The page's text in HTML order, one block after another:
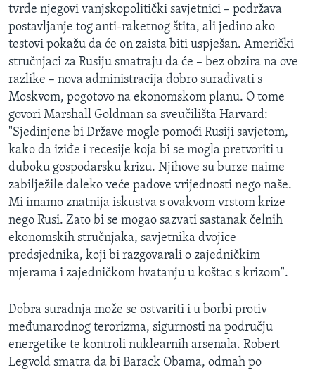
tvrde njegovi vanjskopolitički savjetnici – podržava
postavljanje tog anti-raketnog štita, ali jedino ako
testovi pokažu da će on zaista biti uspješan. Američki
stručnjaci za Rusiju smatraju da će – bez obzira na ove
razlike – nova administracija dobro surađivati s
Moskvom, pogotovo na ekonomskom planu. O tome
govori Marshall Goldman sa sveučilišta Harvard:
"Sjedinjene bi Države mogle pomoći Rusiji savjetom,
kako da iziđe i recesije koja bi se mogla pretvoriti u
duboku gospodarsku krizu. Njihove su burze naime
zabilježile daleko veće padove vrijednosti nego naše.
Mi imamo znatnija iskustva s ovakvom vrstom krize
nego Rusi. Zato bi se mogao sazvati sastanak čelnih
ekonomskih stručnjaka, savjetnika dvojice
predsjednika, koji bi razgovarali o zajedničkim
mjerama i zajedničkom hvatanju u koštac s krizom".
Dobra suradnja može se ostvariti i u borbi protiv
međunarodnog terorizma, sigurnosti na području
energetike te kontroli nuklearnih arsenala. Robert
Legvold smatra da bi Barack Obama, odmah po